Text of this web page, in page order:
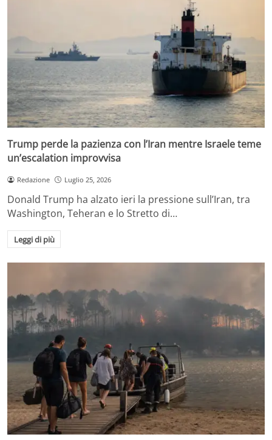
Trump perde la pazienza con l’Iran mentre Israele teme
un’escalation improvvisa
Redazione Luglio 25, 2026
Donald Trump ha alzato ieri la pressione sull’Iran, tra
Washington, Teheran e lo Stretto di…
Leggi di più